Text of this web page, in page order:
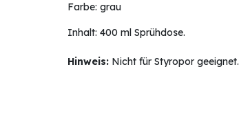
Farbe: grau
Inhalt: 400 ml Sprühdose.
Hinweis:Nicht für Styropor geeignet.